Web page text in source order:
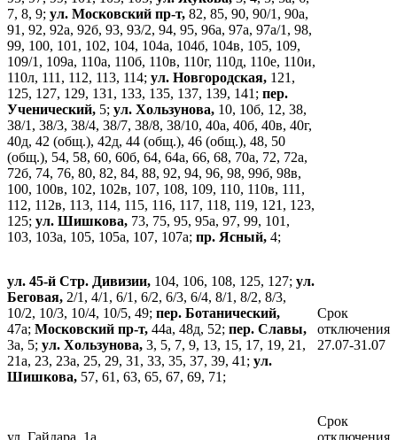
7, 8, 9; ул. Московский пр-т, 82, 85, 90, 90/1, 90а,
91, 92, 92а, 92б, 93, 93/2, 94, 95, 96а, 97а, 97а/1, 98,
99, 100, 101, 102, 104, 104а, 104б, 104в, 105, 109,
109/1, 109а, 110а, 110б, 110в, 110г, 110д, 110е, 110и,
110л, 111, 112, 113, 114; ул. Новгородская, 121,
125, 127, 129, 131, 133, 135, 137, 139, 141; пер.
Ученический, 5; ул. Хользунова, 10, 10б, 12, 38,
38/1, 38/3, 38/4, 38/7, 38/8, 38/10, 40а, 40б, 40в, 40г,
40д, 42 (общ.), 42д, 44 (общ.), 46 (общ.), 48, 50
(общ.), 54, 58, 60, 60б, 64, 64а, 66, 68, 70а, 72, 72а,
72б, 74, 76, 80, 82, 84, 88, 92, 94, 96, 98, 99б, 98в,
100, 100в, 102, 102в, 107, 108, 109, 110, 110в, 111,
112, 112в, 113, 114, 115, 116, 117, 118, 119, 121, 123,
125; ул. Шишкова, 73, 75, 95, 95а, 97, 99, 101,
103, 103а, 105, 105а, 107, 107а; пр. Ясный, 4;
ул. 45-й Стр. Дивизии, 104, 106, 108, 125, 127; ул.
Беговая, 2/1, 4/1, 6/1, 6/2, 6/3, 6/4, 8/1, 8/2, 8/3,
10/2, 10/3, 10/4, 10/5, 49; пер. Ботанический,
47а; Московский пр-т, 44а, 48д, 52; пер. Славы,
3а, 5; ул. Хользунова, 3, 5, 7, 9, 13, 15, 17, 19, 21,
21а, 23, 23а, 25, 29, 31, 33, 35, 37, 39, 41; ул.
Шишкова, 57, 61, 63, 65, 67, 69, 71;
Срок
отключения
27.07-31.07
ул. Гайдара, 1а.
Срок
отключения